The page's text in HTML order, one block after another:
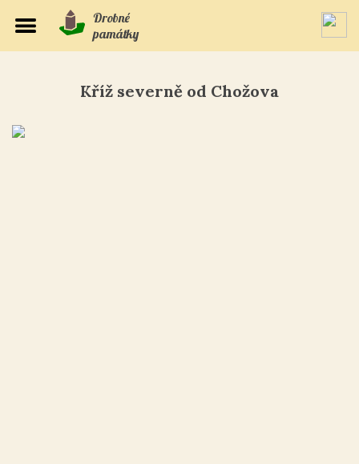
Drobné
památky
Kříž severně od Chožova